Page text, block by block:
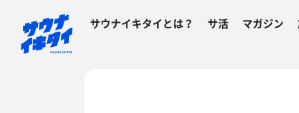
サウナイキタイとは？ サ活 マガジン